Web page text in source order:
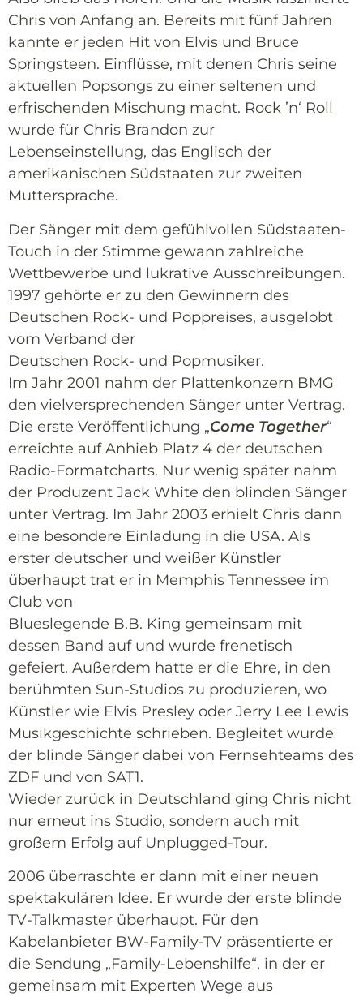
Chris von Anfang an. Bereits mit fünf Jahren
kannte er jeden Hit von Elvis und Bruce
Springsteen. Einflüsse, mit denen Chris seine
aktuellen Popsongs zu einer seltenen und
erfrischenden Mischung macht. Rock ’n‘ Roll
wurde für Chris Brandon zur
Lebenseinstellung, das Englisch der
amerikanischen Südstaaten zur zweiten
Muttersprache.
Der Sänger mit dem gefühlvollen Südstaaten-
Touch in der Stimme gewann zahlreiche
Wettbewerbe und lukrative Ausschreibungen.
1997 gehörte er zu den Gewinnern des
Deutschen Rock- und Poppreises, ausgelobt
vom Verband der
Deutschen Rock- und Popmusiker.
Im Jahr 2001 nahm der Plattenkonzern BMG
den vielversprechenden Sänger unter Vertrag.
Die erste Veröffentlichung „Come Together“
erreichte auf Anhieb Platz 4 der deutschen
Radio-Formatcharts. Nur wenig später nahm
der Produzent Jack White den blinden Sänger
unter Vertrag. Im Jahr 2003 erhielt Chris dann
eine besondere Einladung in die USA. Als
erster deutscher und weißer Künstler
überhaupt trat er in Memphis Tennessee im
Club von
Blueslegende B.B. King gemeinsam mit
dessen Band auf und wurde frenetisch
gefeiert. Außerdem hatte er die Ehre, in den
berühmten Sun-Studios zu produzieren, wo
Künstler wie Elvis Presley oder Jerry Lee Lewis
Musikgeschichte schrieben. Begleitet wurde
der blinde Sänger dabei von Fernsehteams des
ZDF und von SAT1.
Wieder zurück in Deutschland ging Chris nicht
nur erneut ins Studio, sondern auch mit
großem Erfolg auf Unplugged-Tour.
2006 überraschte er dann mit einer neuen
spektakulären Idee. Er wurde der erste blinde
TV-Talkmaster überhaupt. Für den
Kabelanbieter BW-Family-TV präsentierte er
die Sendung „Family-Lebenshilfe“, in der er
gemeinsam mit Experten Wege aus